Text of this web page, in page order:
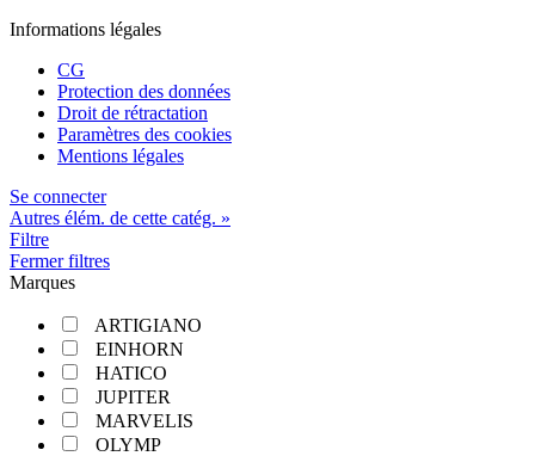
Informations légales
CG
Protection des données
Droit de rétractation
Paramètres des cookies
Mentions légales
Se connecter
Autres élém. de cette catég. »
Filtre
Fermer filtres
Marques
ARTIGIANO
EINHORN
HATICO
JUPITER
MARVELIS
OLYMP